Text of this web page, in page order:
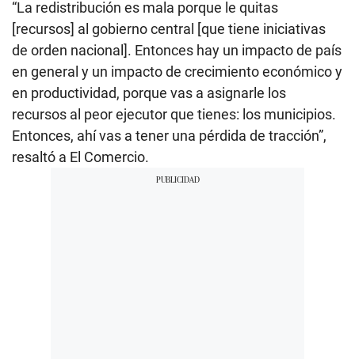
“La redistribución es mala porque le quitas
[recursos] al gobierno central [que tiene iniciativas
de orden nacional]. Entonces hay un impacto de país
en general y un impacto de crecimiento económico y
en productividad, porque vas a asignarle los
recursos al peor ejecutor que tienes: los municipios.
Entonces, ahí vas a tener una pérdida de tracción”,
resaltó a El Comercio.